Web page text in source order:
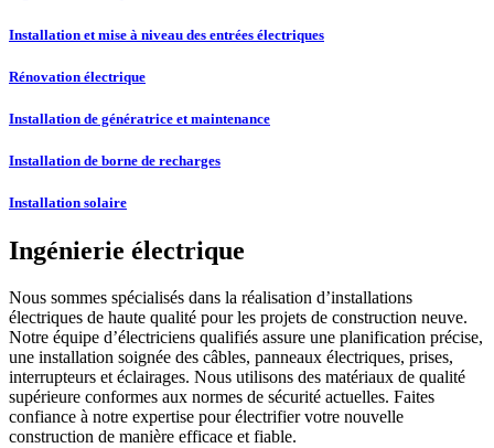
Installation et mise à niveau des entrées électriques
Rénovation électrique
Installation de génératrice et maintenance
Installation de borne de recharges
Installation solaire
Ingénierie électrique
Nous sommes spécialisés dans la réalisation d’installations
électriques de haute qualité pour les projets de construction neuve.
Notre équipe d’électriciens qualifiés assure une planification précise,
une installation soignée des câbles, panneaux électriques, prises,
interrupteurs et éclairages. Nous utilisons des matériaux de qualité
supérieure conformes aux normes de sécurité actuelles. Faites
confiance à notre expertise pour électrifier votre nouvelle
construction de manière efficace et fiable.